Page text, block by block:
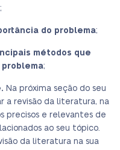
do problema;
métodos que
;
Na próxima seção do seu
a revisão da literatura, na
precisos e relevantes de
ao seu tópico.
da literatura na sua